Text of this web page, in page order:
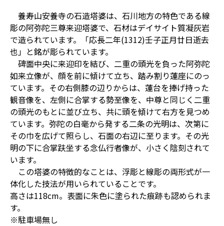
養寿山安養寺の石造塔婆は、石川地方の特色である線
彫の阿弥陀三尊来迎塔婆で、石材はデイサイト質凝灰岩
で造られています。「応長二年(1312)壬子正月廿日逝去
也」と銘が彫られています。
碑面中央に来迎印を結び、二重の頭光を負った阿弥陀
如来立像が、顔を前に傾けて立ち、踏み割り蓮座にのっ
ています。その右側膝の辺りからは、蓮台を捧げ持った
観音像を、左側に合掌する勢至像を、中尊と同じく二重
の頭光のもとに並び立ち、共に頭を傾けて右方を見つめ
ています。弥陀の白毫から発する二条の光明は、次第に
その巾を広げて照らし、石面の右辺に至ります。その光
明の下に合掌趺坐する念仏行者像が、小さく陰刻されて
います。
この塔婆の特徴的なことは、浮彫と線彫の両形式が一
体化した技法が用いられていることです。
高さは118cm。表面に朱色に塗られた痕跡も認められま
す。
※駐車場無し